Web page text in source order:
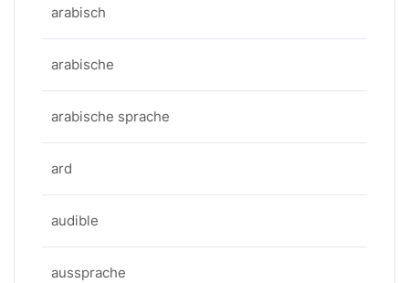
arabisch
arabische
arabische sprache
ard
audible
aussprache